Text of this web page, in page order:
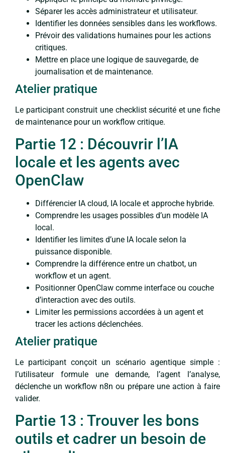
Séparer les accès administrateur et utilisateur.
Identifier les données sensibles dans les workflows.
Prévoir des validations humaines pour les actions
critiques.
Mettre en place une logique de sauvegarde, de
journalisation et de maintenance.
Atelier pratique
Le participant construit une checklist sécurité et une fiche
de maintenance pour un workflow critique.
Partie 12 : Découvrir l’IA
locale et les agents avec
OpenClaw
Différencier IA cloud, IA locale et approche hybride.
Comprendre les usages possibles d’un modèle IA
local.
Identifier les limites d’une IA locale selon la
puissance disponible.
Comprendre la différence entre un chatbot, un
workflow et un agent.
Positionner OpenClaw comme interface ou couche
d’interaction avec des outils.
Limiter les permissions accordées à un agent et
tracer les actions déclenchées.
Atelier pratique
Le participant conçoit un scénario agentique simple :
l’utilisateur formule une demande, l’agent l’analyse,
déclenche un workflow n8n ou prépare une action à faire
valider.
Partie 13 : Trouver les bons
outils et cadrer un besoin de